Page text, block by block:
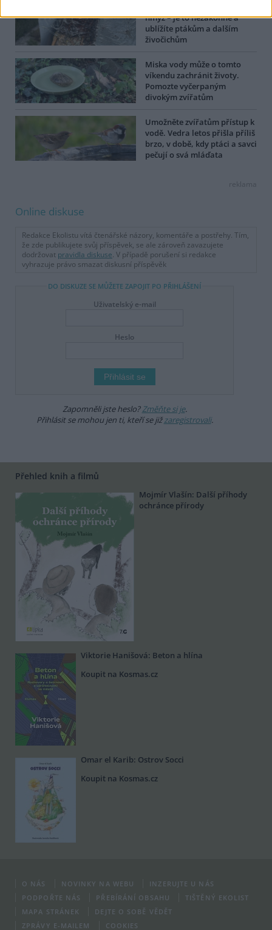
hmyz – je to nezákonné a
ublížíte ptákům a dalším
živočichům
Miska vody může o tomto
víkendu zachránit životy.
Pomozte vyčerpaným
divokým zvířatům
Umožněte zvířatům přístup k
vodě. Vedra letos přišla příliš
brzo, v době, kdy ptáci a savci
pečují o svá mláďata
reklama
Online diskuse
Redakce Ekolistu vítá čtenářské názory, komentáře a postřehy. Tím,
že zde publikujete svůj příspěvek, se ale zároveň zavazujete
dodržovat pravidla diskuse. V případě porušení si redakce
vyhrazuje právo smazat diskusní příspěvěk
DO DISKUZE SE MŮŽETE ZAPOJIT PO PŘIHLÁŠENÍ
Uživatelský e-mail
Heslo
Zapomněli jste heslo?Změňte si je.
Přihlásit se mohou jen ti, kteří se jižzaregistrovali.
Přehled knih a filmů
Mojmír Vlašín: Další příhody
ochránce přírody
Viktorie Hanišová: Beton a hlína
Koupit na Kosmas.cz
Omar el Karib: Ostrov Socci
Koupit na Kosmas.cz
O NÁS NOVINKY NA WEBU
INZERUJTE U NÁS
PODPOŘTE NÁS
PŘEBÍRÁNÍ OBSAHU
TIŠTĚNÝ EKOLIST
MAPA STRÁNEK
DEJTE O SOBĚ VĚDĚT
ZPRÁVY E-MAILEM
COOKIES